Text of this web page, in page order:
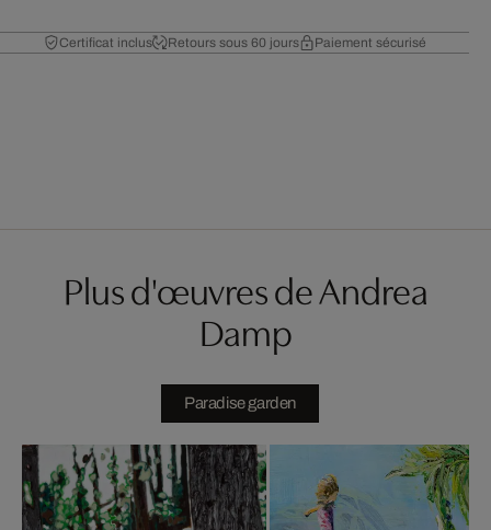
Certificat inclus Retours sous 60 jours Paiement sécurisé
Plus d'œuvres de Andrea
Damp
Paradise garden